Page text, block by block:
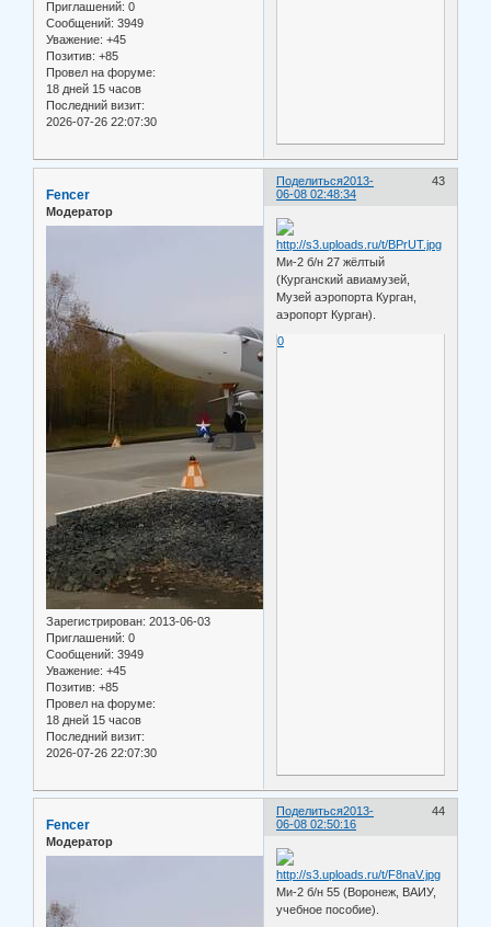
Приглашений: 0
Сообщений: 3949
Уважение: +45
Позитив: +85
Провел на форуме:
18 дней 15 часов
Последний визит:
2026-07-26 22:07:30
Поделиться 43
2013-
06-08 02:48:34
Fencer
Модератор
Зарегистрирован: 2013-06-03
Приглашений: 0
Сообщений: 3949
Уважение: +45
Позитив: +85
Провел на форуме:
18 дней 15 часов
Последний визит:
2026-07-26 22:07:30
Ми-2 б/н 27 жёлтый
(Курганский авиамузей,
Музей аэропорта Курган,
аэропорт Курган).
0
Поделиться 44
2013-
06-08 02:50:16
Fencer
Модератор
Ми-2 б/н 55 (Воронеж, ВАИУ,
учебное пособие).